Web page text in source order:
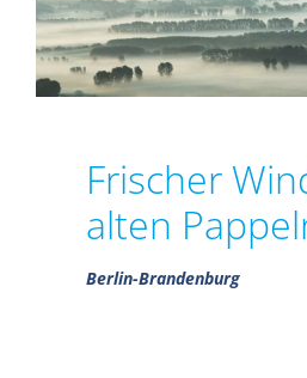
Frischer
alten
Berlin-Brandenburg